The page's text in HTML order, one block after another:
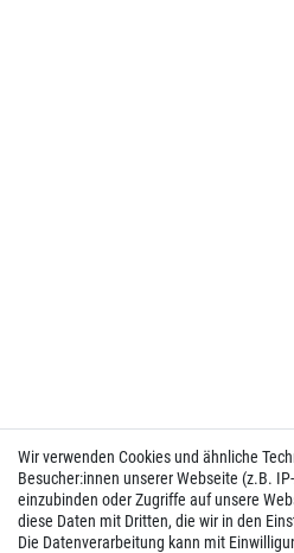
Wir verwenden Cookies und ähnliche
Besucher:innen unserer Webseite (z.B.
einzubinden oder Zugriffe auf unsere
diese Daten mit Dritten, die wir in den
Die Datenverarbeitung kann mit